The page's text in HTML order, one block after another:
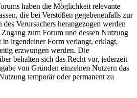
haben die Möglichkeit relevante
die bei Verstößen gegebenenfalls zur
Verursachers herangezogen werden
zum Forum und dessen Nutzung
in irgendeiner Form verlangt, erklagt,
erzwungen werden. Die
behalten sich das Recht vor, jederzeit
von Gründen einzelnen Nutzern das
temporär oder permanent zu